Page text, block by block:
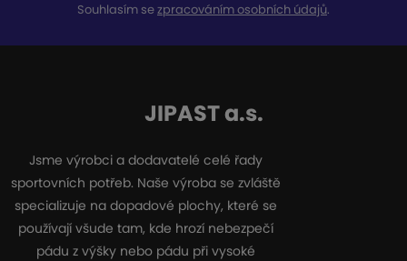
Souhlasím sezpracováním osobních údajů.
JIPAST a.s.
Jsme výrobci a dodavatelé celé řady
sportovních potřeb. Naše výroba se zvláště
specializuje na dopadové plochy, které se
používají všude tam, kde hrozí nebezpečí
pádu z výšky nebo pádu při vysoké